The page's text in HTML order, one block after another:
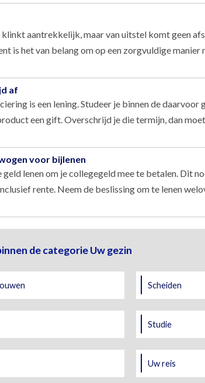
klinkt aantrekkelijk, maar van uitstel komt geen
is het van belang om op een zorgvuldige manier
af
is een lening. Studeer je binnen de
een gift. Overschrijd je die termijn, dan
voor bijlenen
geld lenen om je collegegeld mee te betalen. Dit
rente. Neem de beslissing om te lenen
de categorie Uw gezin
Scheiden
Studie
Uw reis